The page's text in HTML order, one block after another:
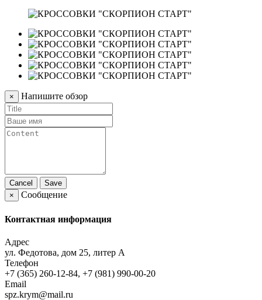
× Напишите обзор
Cancel
Save
×
Сообщение
Контактная информация
Адрес
ул. Федотова, дом 25, литер А
Телефон
+7 (365) 260-12-84, +7 (981) 990-00-20
Email
spz.krym@mail.ru